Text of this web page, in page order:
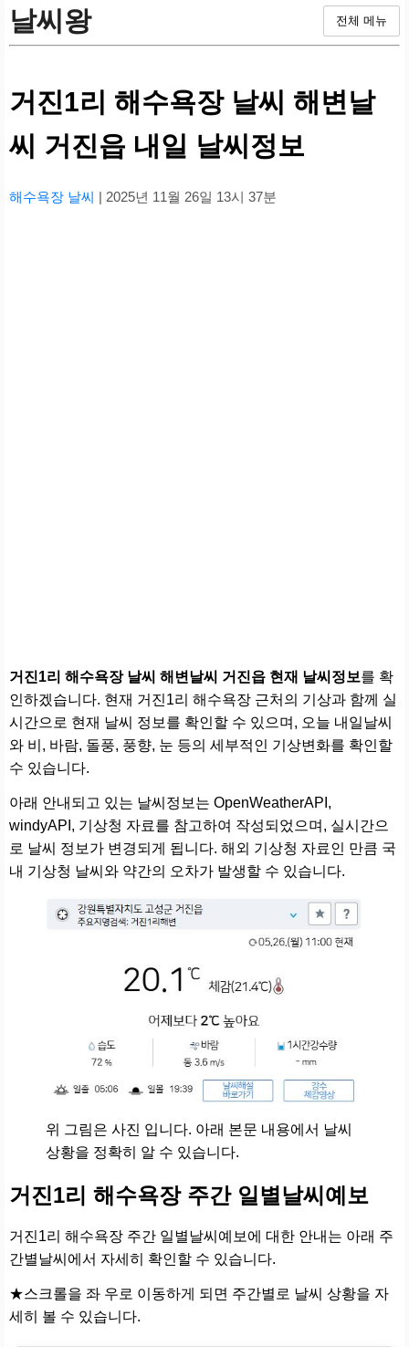
날씨왕 전체 메뉴
거진1리 해수욕장 날씨 해변날
씨 거진읍 내일 날씨정보
해수욕장 날씨 | 2025년 11월 26일 13시 37분
거진1리 해수욕장 날씨 해변날씨 거진읍 현재 날씨정보를 확
인하겠습니다. 현재 거진1리 해수욕장 근처의 기상과 함께 실
시간으로 현재 날씨 정보를 확인할 수 있으며, 오늘 내일날씨
와 비, 바람, 돌풍, 풍향, 눈 등의 세부적인 기상변화를 확인할
수 있습니다.
아래 안내되고 있는 날씨정보는 OpenWeatherAPI,
windyAPI, 기상청 자료를 참고하여 작성되었으며, 실시간으
로 날씨 정보가 변경되게 됩니다. 해외 기상청 자료인 만큼 국
내 기상청 날씨와 약간의 오차가 발생할 수 있습니다.
위 그림은 사진 입니다. 아래 본문 내용에서 날씨
상황을 정확히 알 수 있습니다.
거진1리 해수욕장 주간 일별날씨예보
거진1리 해수욕장 주간 일별날씨예보에 대한 안내는 아래 주
간별날씨에서 자세히 확인할 수 있습니다.
★스크롤을 좌 우로 이동하게 되면 주간별로 날씨 상황을 자
세히 볼 수 있습니다.